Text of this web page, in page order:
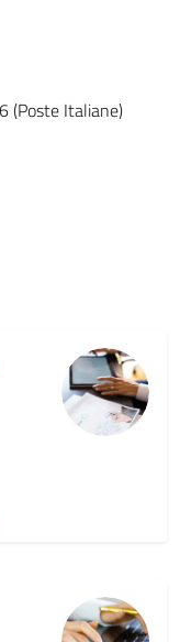
(Poste Italiane)